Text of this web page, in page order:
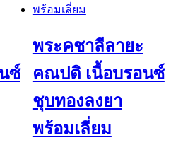
ซ์
พระคชาลีลายะ
คณปติ เนื้อบรอนซ์
ชุบทองลงยา
พร้อมเลี่ยม